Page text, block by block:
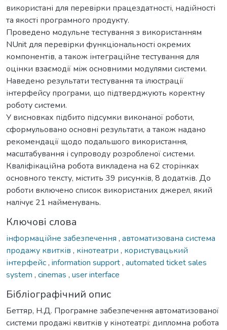
використані для перевірки працездатності, надійності
та якості програмного продукту.
Проведено модульне тестування з використанням
NUnit для перевірки функціональності окремих
компонентів, а також інтеграційне тестування для
оцінки взаємодії між основними модулями системи.
Наведено результати тестування та ілюстрації
інтерфейсу програми, що підтверджують коректну
роботу системи.
У висновках підбито підсумки виконаної роботи,
сформульовано основні результати, а також надано
рекомендації щодо подальшого використання,
масштабування і супроводу розробленої системи.
Кваліфікаційна робота викладена на 62 сторінках
основного тексту, містить 39 рисунків, 8 додатків. До
роботи включено список використаних джерел, який
налічує 21 найменувань.
Ключові слова
інформаційне забезпечення , автоматизована система
продажу квитків , кінотеатри , користувацький
інтерфейс, information support, automated ticket sales
system , cinemas , user interface
Бібліографічний опис
Беттяр, Н.Д. Програмне забезпечення автоматизованої
системи продажі квитків у кінотеатрі: дипломна робота